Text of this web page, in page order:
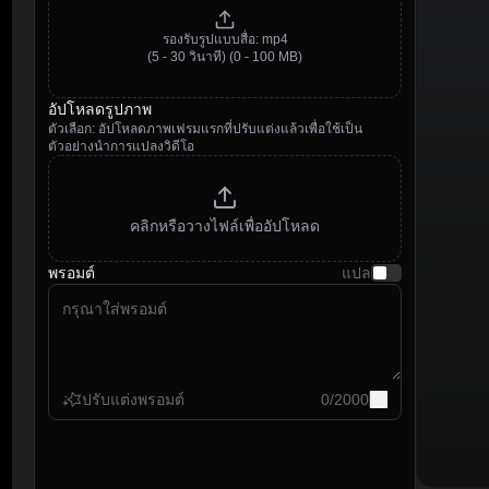
รองรับรูปแบบสื่อ: mp4
(5 - 30 วินาที) (0 - 100 MB)
อัปโหลดรูปภาพ
ตัวเลือก: อัปโหลดภาพเฟรมแรกที่ปรับแต่งแล้วเพื่อใช้เป็น
ตัวอย่างนำการแปลงวิดีโอ
คลิกหรือวางไฟล์เพื่ออัปโหลด
พรอมต์ แปล
ปรับแต่งพรอมต์ 0/2000